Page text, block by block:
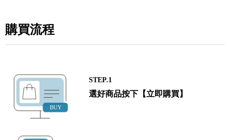
購買流程
STEP.1
選好商品按下【立即購買】